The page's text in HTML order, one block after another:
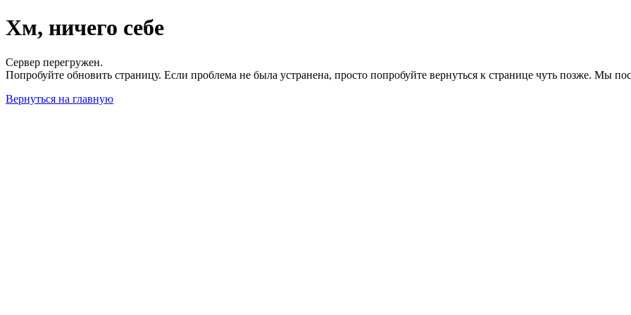
Хм, ничего себе
Сервер перегружен.
Попробуйте обновить страницу. Если проблема не была устранена, просто попробуйте вернуться к странице чуть позже. Мы
Вернуться на главную